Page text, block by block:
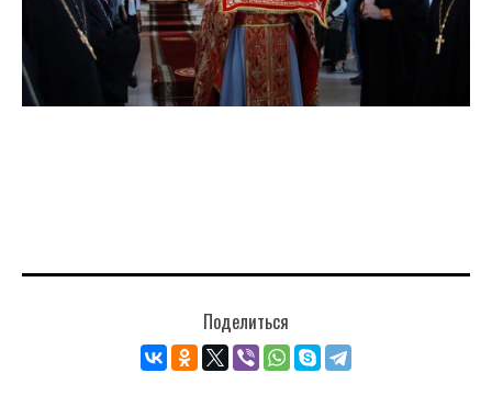
Поделиться